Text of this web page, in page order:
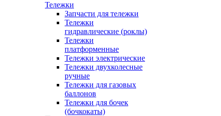
Тележки
Запчасти для тележки
Тележки
гидравлические (роклы)
Тележки
платформенные
Тележки электрические
Тележки двухколесные
ручные
Тележки для газовых
баллонов
Тележки для бочек
(бочкокаты)